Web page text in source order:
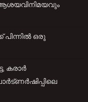
പിന്നിൽ ഒരു
കരാർ